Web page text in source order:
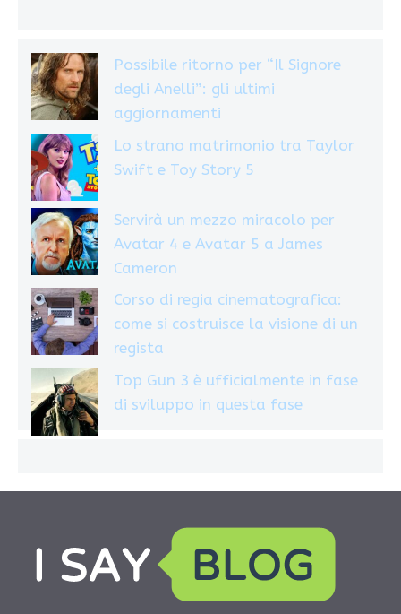
Possibile ritorno per “Il Signore
degli Anelli”: gli ultimi
aggiornamenti
Lo strano matrimonio tra Taylor
Swift e Toy Story 5
Servirà un mezzo miracolo per
Avatar 4 e Avatar 5 a James
Cameron
Corso di regia cinematografica:
come si costruisce la visione di un
regista
Top Gun 3 è ufficialmente in fase
di sviluppo in questa fase